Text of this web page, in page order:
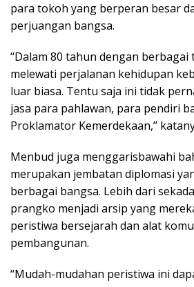
para tokoh yang berperan besar
perjuangan bangsa.
“Dalam 80 tahun dengan
melewati perjalanan kehidupan
luar biasa. Tentu saja ini tidak
jasa para pahlawan, para pendiri
Proklamator Kemerdekaan,”
Menbud juga menggarisbawahi
merupakan jembatan diplomasi
berbagai bangsa. Lebih dari
prangko menjadi arsip yang
peristiwa bersejarah dan alat
pembangunan.
“Mudah-mudahan peristiwa ini